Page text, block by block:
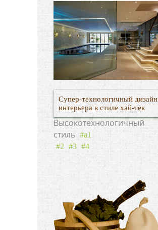
Супер-технологичный дизайн
интерьера в стиле хай-тек
Высокотехнологичный
стиль #a1
#2 #3 #4